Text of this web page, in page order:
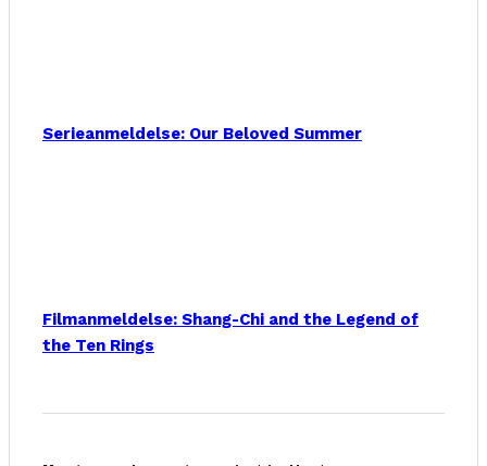
Serieanmeldelse: Our Beloved Summer
Filmanmeldelse: Shang-Chi and the Legend of
the Ten Rings